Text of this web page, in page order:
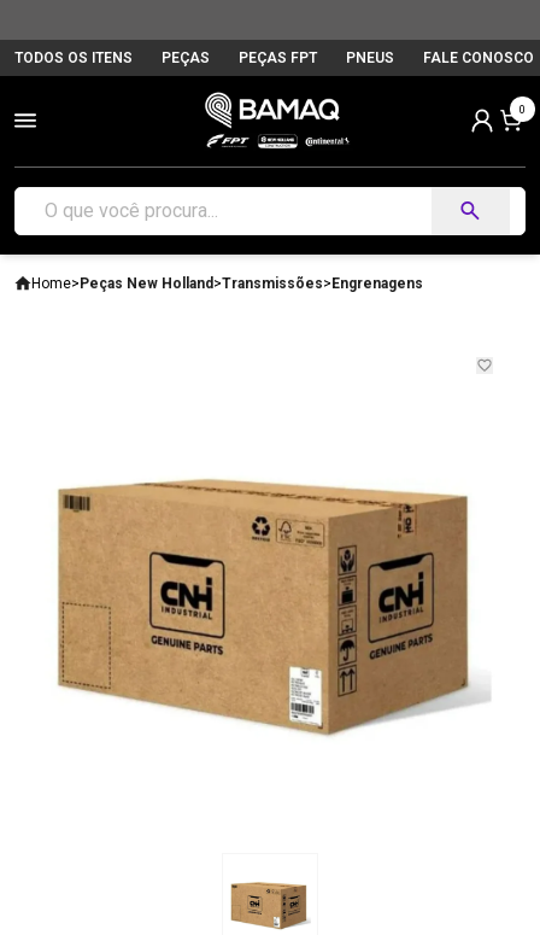
TODOS OS ITENS PEÇAS PEÇAS FPT PNEUS FALE CONOSCO
0
Home>Peças New Holland >Transmissões>Engrenagens